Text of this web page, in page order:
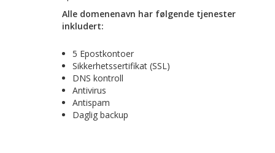
Alle domenenavn har følgende tjenester
inkludert:
5 Epostkontoer
Sikkerhetssertifikat (SSL)
DNS kontroll
Antivirus
Antispam
Daglig backup